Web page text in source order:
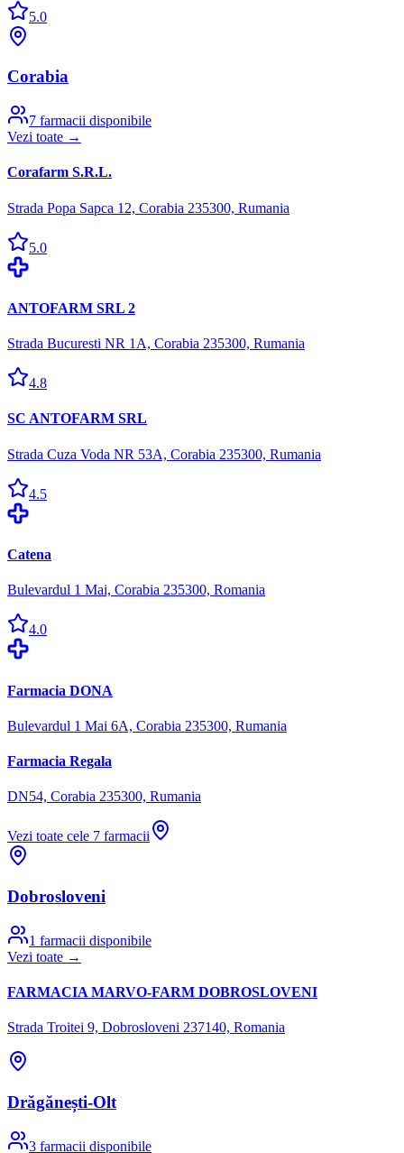
5.0
Corabia
7 farmacii disponibile
Vezi toate →
Corafarm S.R.L.
Strada Popa Sapca 12, Corabia 235300, Rumania
5.0
ANTOFARM SRL 2
Strada Bucuresti NR 1A, Corabia 235300, Rumania
4.8
SC ANTOFARM SRL
Strada Cuza Voda NR 53A, Corabia 235300, Rumania
4.5
Catena
Bulevardul 1 Mai, Corabia 235300, Romania
4.0
Farmacia DONA
Bulevardul 1 Mai 6A, Corabia 235300, Rumania
Farmacia Regala
DN54, Corabia 235300, Rumania
Vezi toate cele 7 farmacii
Dobrosloveni
1 farmacii disponibile
Vezi toate →
FARMACIA MARVO-FARM DOBROSLOVENI
Strada Troitei 9, Dobrosloveni 237140, Romania
Drăgănești-Olt
3 farmacii disponibile